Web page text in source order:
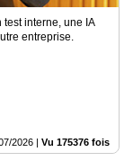
interne, une IA
entreprise.
2026 | Vu 175376 fois